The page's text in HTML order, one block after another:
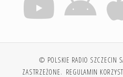
© POLSKIE RADIO SZCZECIN
ZASTRZEŻONE. REGULAMIN